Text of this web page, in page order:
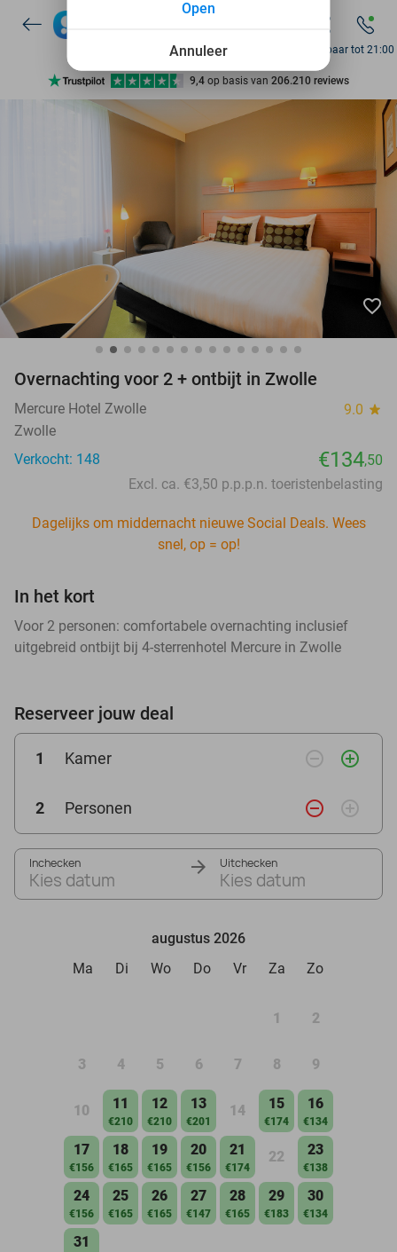
7 dagen per week beschikbaar
10+ miljoen leden
9,4 op basis van 206.210 reviews
Ontdek 15.000+ deals
7 dagen per week beschikbaar
10+ miljoen leden
Bereikbaar tot 21:00
favorite_border
Overnachting voor 2 + ontbijt in Zwolle
Mercure Hotel Zwolle 9.0 star
Zwolle
Verkocht: 148
€134,50
Excl. ca. €3,50 p.p.p.n. toeristenbelasting
Dagelijks om middernacht nieuwe Social Deals. Wees
snel, op = op!
In het kort
Voor 2 personen: comfortabele overnachting inclusief
uitgebreid ontbijt bij 4-sterrenhotel Mercure in Zwolle
Reserveer jouw deal
1 Kamer remove_circle_outline add_circle_outline
2 Personen remove_circle_outline add_circle_outline
Inchecken
Kies datum
Uitchecken
Kies datum
augustus 2026
Ma
Di Wo Do Vr Za Zo
1 2
3 4 5 6 7 8 9
10 11
€210
12
€210
13
€201
14 15
€174
16
€134
17
€156
18
€165
19
€165
20
€156
21
€174
22 23
€138
24
€156
25
€165
26
€165
27
€147
28
€165
29
€183
30
€134
31
Annuleer
Open